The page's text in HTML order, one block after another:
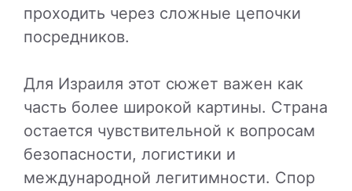
проходить через сложные цепочки
посредников.
Для Израиля этот сюжет важен как
часть более широкой картины. Страна
остается чувствительной к вопросам
безопасности, логистики и
международной легитимности. Спор